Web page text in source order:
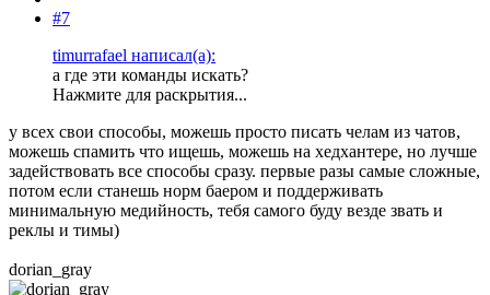
#7
timurrafael написал(а):
а где эти команды искать?
Нажмите для раскрытия...
у всех свои способы, можешь просто писать челам из чатов,
можешь спамить что ищешь, можешь на хедхантере, но лучше
задействовать все способы сразу. первые разы самые сложные,
потом если станешь норм баером и поддерживать
минимальную медийность, тебя самого буду везде звать и
реклы и тимы)
dorian_gray